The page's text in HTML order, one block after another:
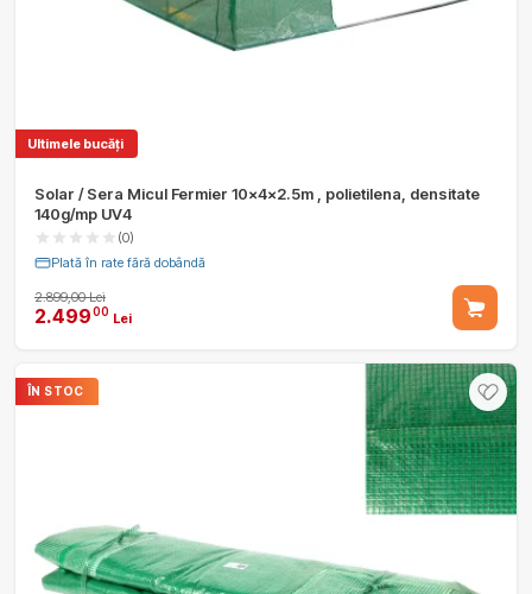
Ultimele bucăți
Solar / Sera Micul Fermier 10x4x2.5m , polietilena, densitate
140g/mp UV4
(0)
Plată în rate fără dobândă
2.899,00 Lei
2.49900 Lei
ÎN STOC